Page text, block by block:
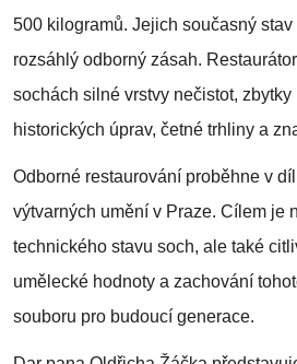
500 kilogramů. Jejich současný
rozsáhlý odborný zásah.
sochách silné vrstvy nečistot, zbytky
historických úprav, četné trhliny a
Odborné restaurování proběhne v
výtvarných umění v Praze. Cílem je
technického stavu soch, ale také
umělecké hodnoty a zachování
souboru pro budoucí generace.